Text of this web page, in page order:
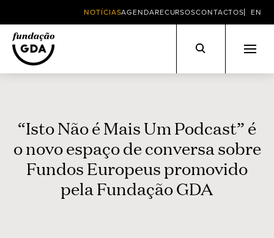
NOTÍCIASAGENDARECURSOSCONTACTOS EN
“Isto Não é Mais Um Podcast” é
o novo espaço de conversa sobre
Fundos Europeus promovido
pela Fundação GDA